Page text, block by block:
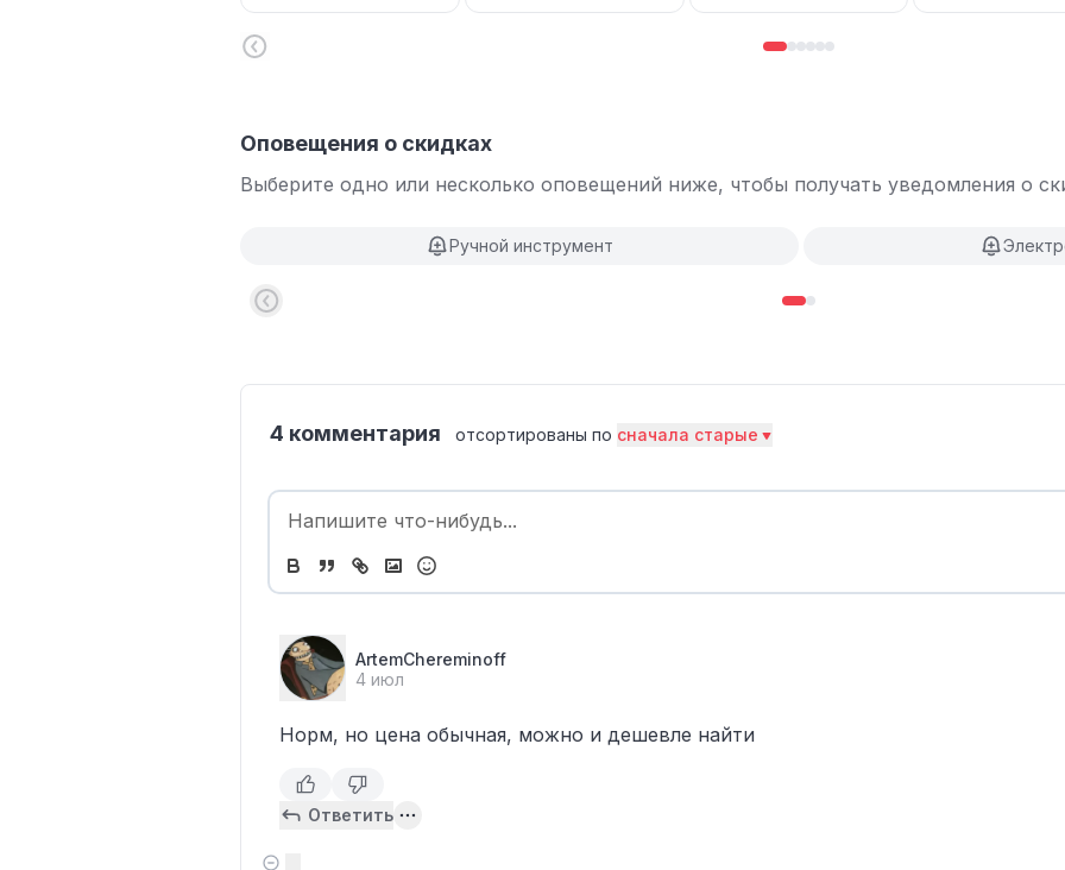
Оповещения о скидках
Выберите одно или несколько оповещений ниже, чтобы получать уведомления о
Ручной инструмент
4 комментария отсортированы по сначала старые
ArtemChereminoff
4 июл
Норм, но цена обычная, можно и дешевле найти
Ответить